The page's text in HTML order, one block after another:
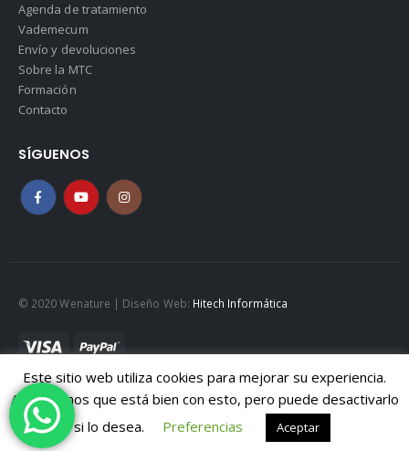
Agenda de tratamiento
Vademecum
Envío y devoluciones
Sobre la MTC
Formación
Contacto
SÍGUENOS
© 2020 Wenature | Diseño Web: Hitech Informática
Mapa web| Políticad de Cookies| Política de privacidad
Aviso legal
Este sitio web utiliza cookies para mejorar su experiencia.
Asumiremos que está bien con esto, pero puede desactivarlo
si lo desea.
Preferencias Aceptar